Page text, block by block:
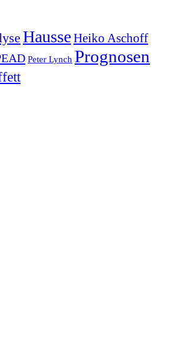
HausseHeiko Aschoff
Peter Lynch Prognosen